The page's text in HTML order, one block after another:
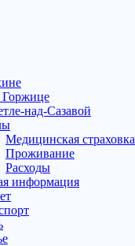
Горжице
над-Сазавой
Медицинская страховка
Проживание
Расходы
информация